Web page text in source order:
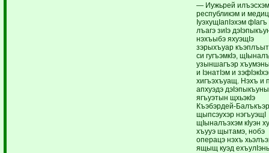
— Иужьрей
республикэм и
IуэхущIапIэхэм фIагъ
лъагэ зиIэ
нэхъыбэ яхуэщIэ
зэрыхъуар
си гугъэмкIэ,
узыншагъэр
и IэнатIэм и
хигъэхъуащ. Нэхъ и
апхуэдэ
ягъуэтын щхьэкIэ
Къэбэрдей-
щыпсэухэр нэгъуэщI
щIыналъэхэм кIуэн
хъууэ щытамэ, нобэ
операцэ нэхъ
ящыщ куэд